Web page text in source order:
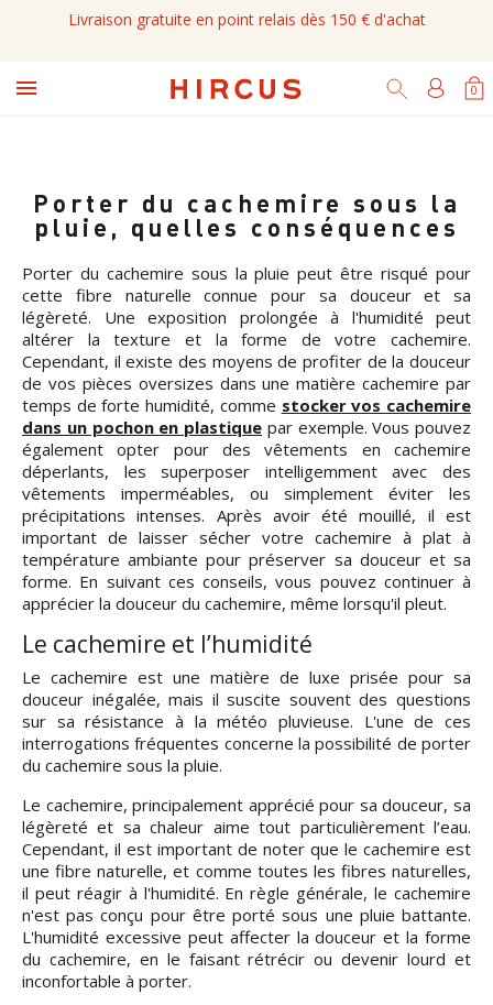
Livraison gratuite en point relais dès 150 € d'achat
0
Porter du cachemire sous la
pluie, quelles conséquences
Porter du cachemire sous la pluie peut être risqué pour
cette fibre naturelle connue pour sa douceur et sa
légèreté. Une exposition prolongée à l'humidité peut
altérer la texture et la forme de votre cachemire.
Cependant, il existe des moyens de profiter de la douceur
de vos pièces oversizes dans une matière cachemire par
temps de forte humidité, comme stocker vos cachemire
dans un pochon en plastique par exemple. Vous pouvez
également opter pour des vêtements en cachemire
déperlants, les superposer intelligemment avec des
vêtements imperméables, ou simplement éviter les
précipitations intenses. Après avoir été mouillé, il est
important de laisser sécher votre cachemire à plat à
température ambiante pour préserver sa douceur et sa
forme. En suivant ces conseils, vous pouvez continuer à
apprécier la douceur du cachemire, même lorsqu'il pleut.
Le cachemire et l’humidité
Le cachemire est une matière de luxe prisée pour sa
douceur inégalée, mais il suscite souvent des questions
sur sa résistance à la météo pluvieuse. L'une de ces
interrogations fréquentes concerne la possibilité de porter
du cachemire sous la pluie.
Le cachemire, principalement apprécié pour sa douceur, sa
légèreté et sa chaleur aime tout particulièrement l’eau.
Cependant, il est important de noter que le cachemire est
une fibre naturelle, et comme toutes les fibres naturelles,
il peut réagir à l'humidité. En règle générale, le cachemire
n'est pas conçu pour être porté sous une pluie battante.
L'humidité excessive peut affecter la douceur et la forme
du cachemire, en le faisant rétrécir ou devenir lourd et
inconfortable à porter.